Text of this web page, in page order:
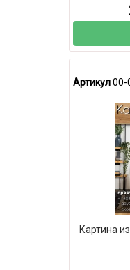
Артикул00-
Картина